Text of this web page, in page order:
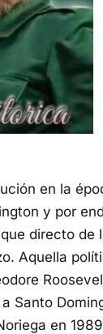
en la
y por
directo de
Aquella
Santo
en